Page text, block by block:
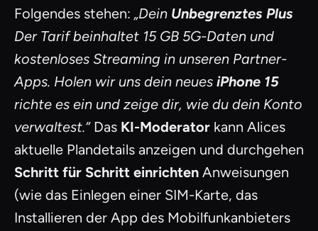
Folgendes stehen: „Dein Unbegrenztes Plus
Der Tarif beinhaltet 15 GB 5G-Daten und
kostenloses Streaming in unseren Partner-
Apps. Holen wir uns dein neues iPhone 15
richte es ein und zeige dir, wie du dein Konto
verwaltest.“Das KI-Moderator kann Alices
aktuelle Plandetails anzeigen und durchgehen
Schritt für Schritt einrichten Anweisungen
(wie das Einlegen einer SIM-Karte, das
Installieren der App des Mobilfunkanbieters